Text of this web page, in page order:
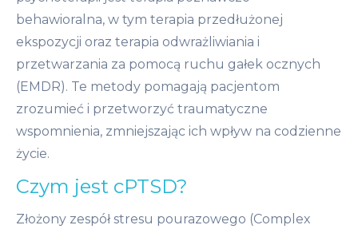
behawioralna, w tym terapia przedłużonej
ekspozycji oraz terapia odwrażliwiania i
przetwarzania za pomocą ruchu gałek ocznych
(EMDR). Te metody pomagają pacjentom
zrozumieć i przetworzyć traumatyczne
wspomnienia, zmniejszając ich wpływ na codzienne
życie.
Czym jest cPTSD?
Złożony zespół stresu pourazowego (Complex